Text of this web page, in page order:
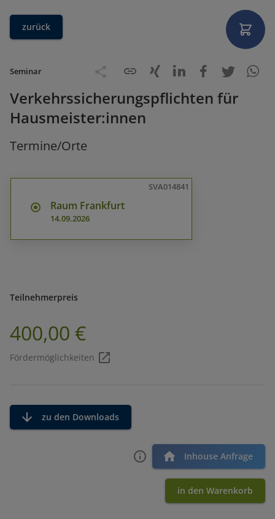
zurück
Seminar
Verkehrssicherungspflichten für
Hausmeister:innen
Termine/Orte
SVA014841
Raum Frankfurt
14.09.2026
Teilnehmerpreis
400,00 €
Fördermöglichkeiten
zu den Downloads
Inhouse Anfrage
in den Warenkorb